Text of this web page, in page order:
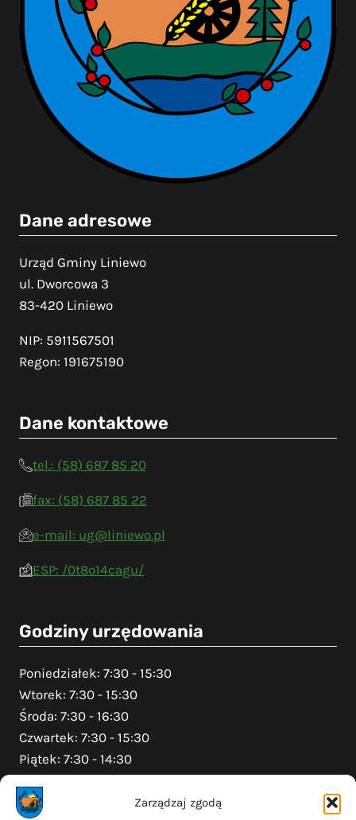
Zarządzaj zgodą
Dane adresowe
Urząd Gminy Liniewo
ul. Dworcowa 3
83-420 Liniewo
NIP: 5911567501
Regon: 191675190
Dane kontaktowe
tel.: (58) 687 85 20
fax: (58) 687 85 22
e-mail: ug@liniewo.pl
ESP: /0t8o14cagu/
Godziny urzędowania
Poniedziałek: 7:30 - 15:30
Wtorek: 7:30 - 15:30
Środa: 7:30 - 16:30
Czwartek: 7:30 - 15:30
Piątek: 7:30 - 14:30